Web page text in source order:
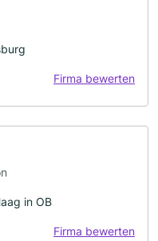
Firma bewerten
in OB
Firma bewerten